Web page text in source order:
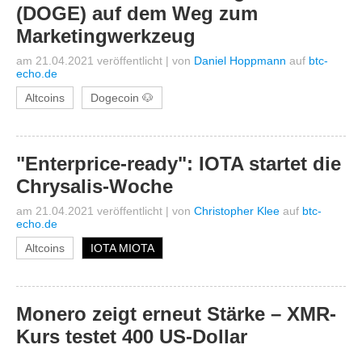
(DOGE) auf dem Weg zum
Marketingwerkzeug
am 21.04.2021 veröffentlicht | von Daniel Hoppmann auf btc-
echo.de
Altcoins
Dogecoin 🐶
"Enterprice-ready": IOTA startet die
Chrysalis-Woche
am 21.04.2021 veröffentlicht | von Christopher Klee auf btc-
echo.de
Altcoins
IOTA MIOTA
Monero zeigt erneut Stärke – XMR-
Kurs testet 400 US-Dollar